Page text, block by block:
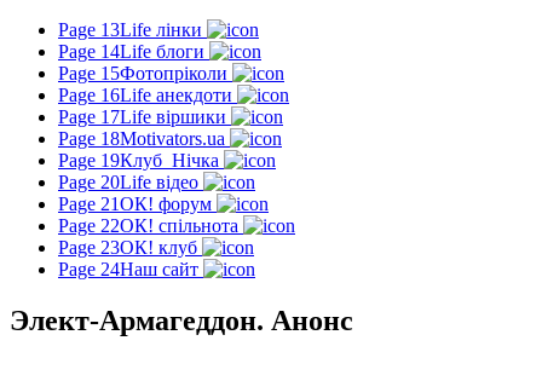
Page 13Life лінки
Page 14Life блоги
Page 15Фотопріколи
Page 16Life анекдоти
Page 17Life віршики
Page 18Motivators.ua
Page 19Клуб_Нічка
Page 20Life відео
Page 21ОК! форум
Page 22ОК! спільнота
Page 23ОК! клуб
Page 24Наш сайт
Элект-Армагеддон. Анонс